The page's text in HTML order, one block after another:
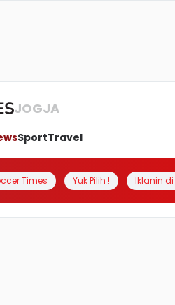
JOGJA
SportTravel
Times Yuk Pilih ! Iklanin di